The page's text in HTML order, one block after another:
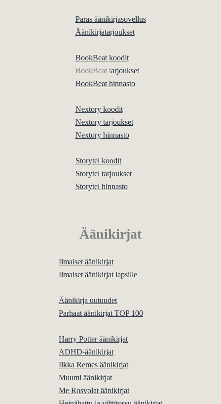
Paras äänikirjasovellus
Äänikirjatarjoukset
BookBeat koodit
BookBeat tarjoukset
BookBeat hinnasto
Nextory koodit
Nextory tarjoukset
Nextory hinnasto
Storytel koodit
Storytel tarjoukset
Storytel hinnasto
Äänikirjat
Ilmaiset äänikirjat
Ilmaiset äänikirjat lapsille
Äänikirja uutuudet
Parhaat äänikirjat TOP 100
Harry Potter äänikirjat
ADHD-äänikirjat
Ilkka Remes äänikirjat
Muumi äänikirjat
Me Rosvolat äänikirjat